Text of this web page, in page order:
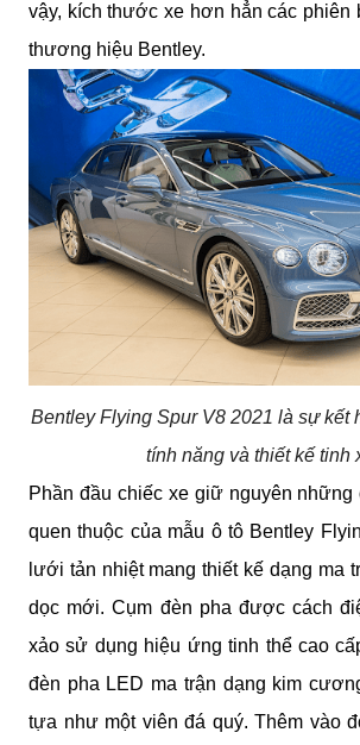
vậy, kích thước xe hơn hẳn các phiên
thương hiệu Bentley.
Bentley Flying Spur V8 2021 là sự kết
tính năng và thiết kế tinh
Phần đầu chiếc xe giữ nguyên những
quen thuộc của mẫu ô tô Bentley
lưới tản nhiệt mang thiết kế dạng ma
dọc mới. Cụm đèn pha được cách
xảo sử dụng hiệu ứng tinh thể cao
đèn pha LED ma trận dạng kim
tựa như một viên đá quý. Thêm vào